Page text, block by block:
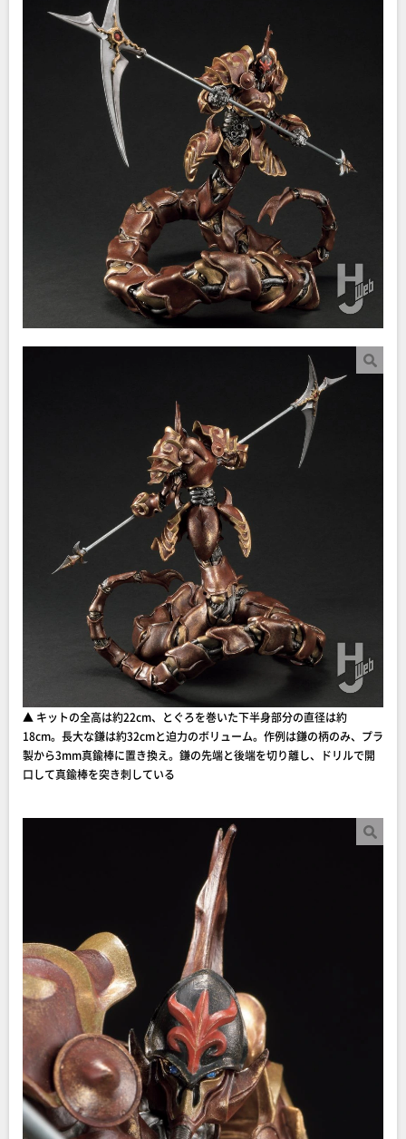
▲ キットの全高は約22cm、とぐろを巻いた下半身部分の直径は約
18cm。長大な鎌は約32cmと迫力のボリューム。作例は鎌の柄のみ、プラ
製から3mm真鍮棒に置き換え。鎌の先端と後端を切り離し、ドリルで開
口して真鍮棒を突き刺している